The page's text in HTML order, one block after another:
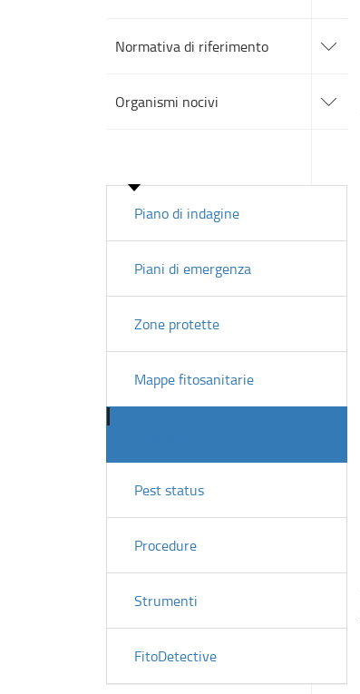
Normativa di riferimento
alle
sotto
Organismi nocivi
alle
sotto
Piano di indagine
Piani di emergenza
Zone protette
Mappe fitosanitarie
Pest status
Procedure
Strumenti
FitoDetective